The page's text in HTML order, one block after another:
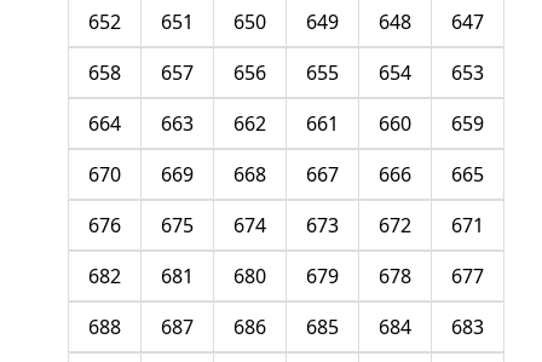
647
648
649
650
651
652
653
654
655
656
657
658
659
660
661
662
663
664
665
666
667
668
669
670
671
672
673
674
675
676
677
678
679
680
681
682
683
684
685
686
687
688